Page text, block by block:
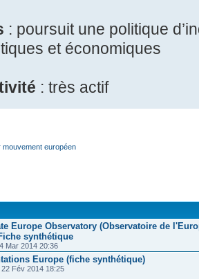
: poursuit une politique
et économiques
: très actif
européen
Europe Observatory (Observatoire de
synthétique
Mar 2014 20:36
Europe (fiche synthétique)
22 Fév 2014 18:25